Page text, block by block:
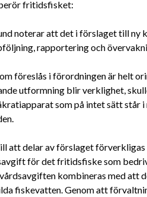
fritidsfisket:
noterar att det i förslaget till ny
rapportering och
föreslås i förordningen är helt
utformning blir verklighet,
som på intet sätt står
att delar av förslaget
för det fritidsfiske som
kombineras med att
fiskevatten. Genom att